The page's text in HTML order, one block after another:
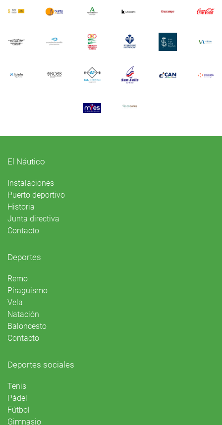
El Náutico
Instalaciones
Puerto deportivo
Historia
Junta directiva
Contacto
Deportes
Remo
Piragüismo
Vela
Natación
Baloncesto
Contacto
Deportes sociales
Tenis
Pádel
Fútbol
Gimnasio